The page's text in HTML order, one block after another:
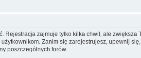
Rejestracja zajmuje tylko kilka chwil, ale zwiększa
Zanim się zarejestrujesz, upewnij
poszczególnych forów.